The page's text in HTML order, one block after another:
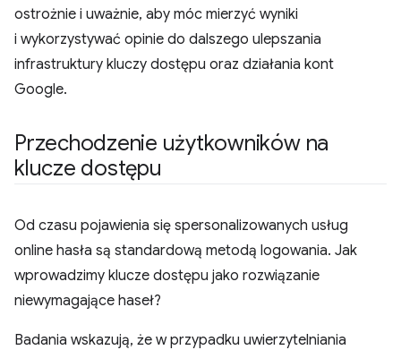
ostrożnie i uważnie, aby móc mierzyć wyniki
i wykorzystywać opinie do dalszego ulepszania
infrastruktury kluczy dostępu oraz działania kont
Google.
Przechodzenie użytkowników na
klucze dostępu
Od czasu pojawienia się spersonalizowanych usług
online hasła są standardową metodą logowania. Jak
wprowadzimy klucze dostępu jako rozwiązanie
niewymagające haseł?
Badania wskazują, że w przypadku uwierzytelniania